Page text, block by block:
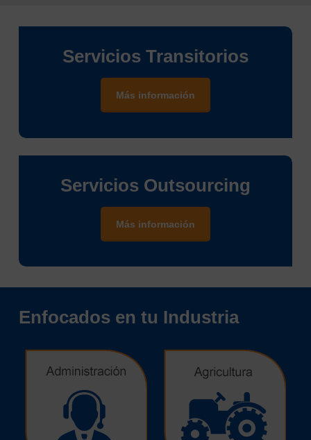
ServiciosTransitorios
Más información
Servicios Outsourcing
Más información
Enfocados en tu Industria